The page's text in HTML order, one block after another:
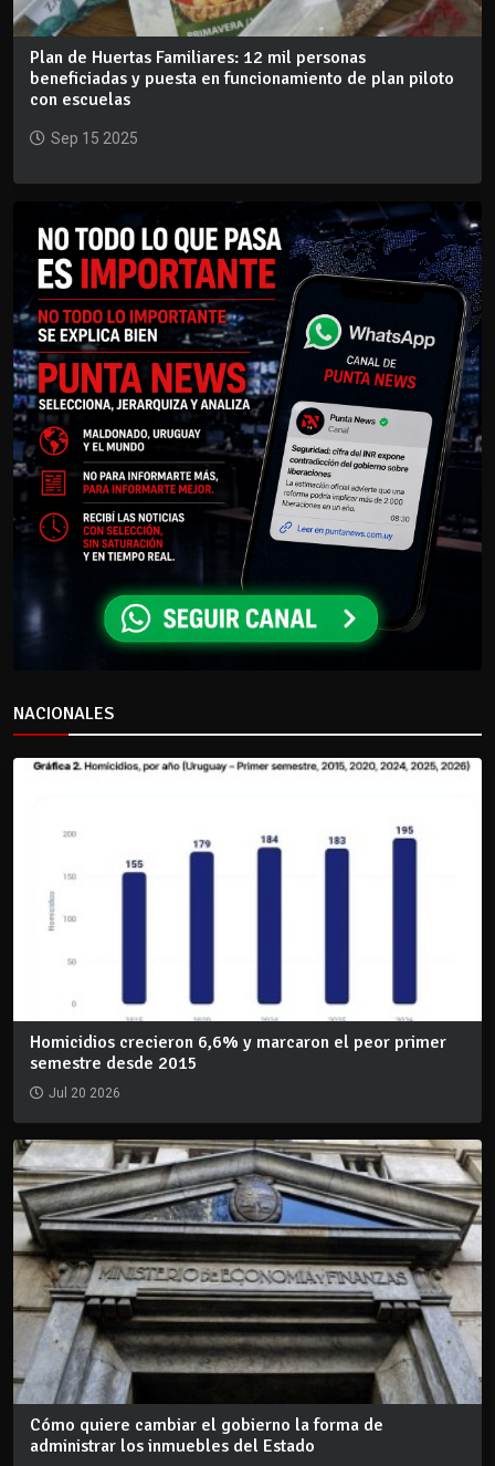
Plan de Huertas Familiares: 12 mil personas
beneficiadas y puesta en funcionamiento de plan piloto
con escuelas
Sep 15 2025
NACIONALES
Homicidios crecieron 6,6% y marcaron el peor primer
semestre desde 2015
Jul 20 2026
Cómo quiere cambiar el gobierno la forma de
administrar los inmuebles del Estado